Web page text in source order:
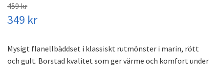
459 kr
349 kr
Mysigt flanellbäddset i klassiskt rutmönster i marin, rött
och gult. Borstad kvalitet som ger värme och komfort under